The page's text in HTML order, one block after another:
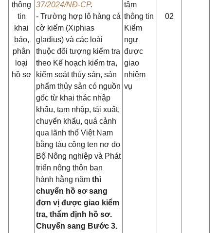
thông
tin
khai
báo,
phân
loại
hồ sơ
37/2024/NĐ-CP.
- Trường hợp lô hàng cá
cờ kiếm (Xiphias
gladius) và các loài
thuộc đối tượng kiểm tra
theo Kế hoạch kiểm tra,
kiểm soát thủy sản, sản
phẩm thủy sản có nguồn
gốc từ khai thác nhập
khẩu, tạm nhập, tái xuất,
chuyển khẩu, quá cảnh
qua lãnh thổ Việt Nam
bằng tàu công ten nơ do
Bộ Nông nghiệp và Phát
triển nông thôn ban
hành hằng năm thì
chuyển hồ sơ sang
đơn vị được giao kiểm
tra, thẩm định hồ sơ.
Chuyển sang Bước 3.
tâm
thông tin
Kiểm
ngư
được
giao
nhiệm
vụ
02